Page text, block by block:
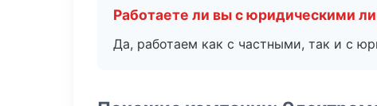
Работаете ли вы с юридическими
Да, работаем как с частными, так и с